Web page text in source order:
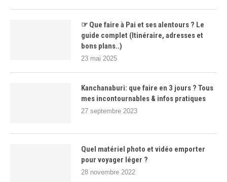
☞ Que faire à Pai et ses alentours ? Le
guide complet (Itinéraire, adresses et
bons plans..)
23 mai 2025
Kanchanaburi: que faire en 3 jours ? Tous
mes incontournables & infos pratiques
27 septembre 2023
Quel matériel photo et vidéo emporter
pour voyager léger ?
28 novembre 2022